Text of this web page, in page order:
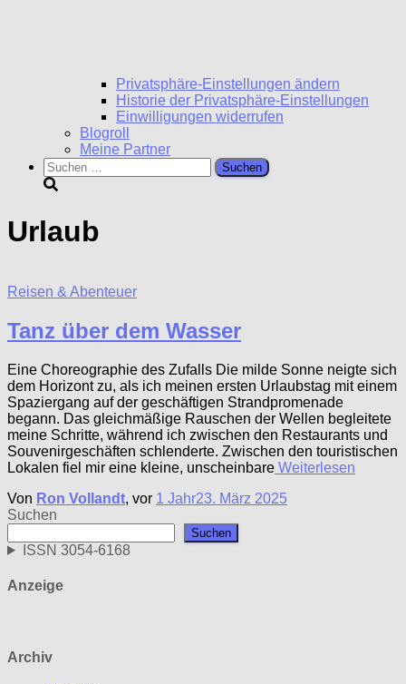
Privatsphäre-Einstellungen ändern
Historie der Privatsphäre-Einstellungen
Einwilligungen widerrufen
Blogroll
Meine Partner
Suchen
nach:
Urlaub
Reisen & Abenteuer
Tanz über dem Wasser
Eine Choreographie des Zufalls Die milde Sonne neigte sich
dem Horizont zu, als ich meinen ersten Urlaubstag mit einem
Spaziergang auf der geschäftigen Strandpromenade
begann. Das gleichmäßige Rauschen der Wellen begleitete
meine Schritte, während ich zwischen den Restaurants und
Souvenirgeschäften schlenderte. Zwischen den touristischen
Lokalen fiel mir eine kleine, unscheinbare Weiterlesen
Von Ron Vollandt, vor 1 Jahr23. März 2025
Suchen
Suchen
ISSN 3054-6168
Anzeige
Archiv